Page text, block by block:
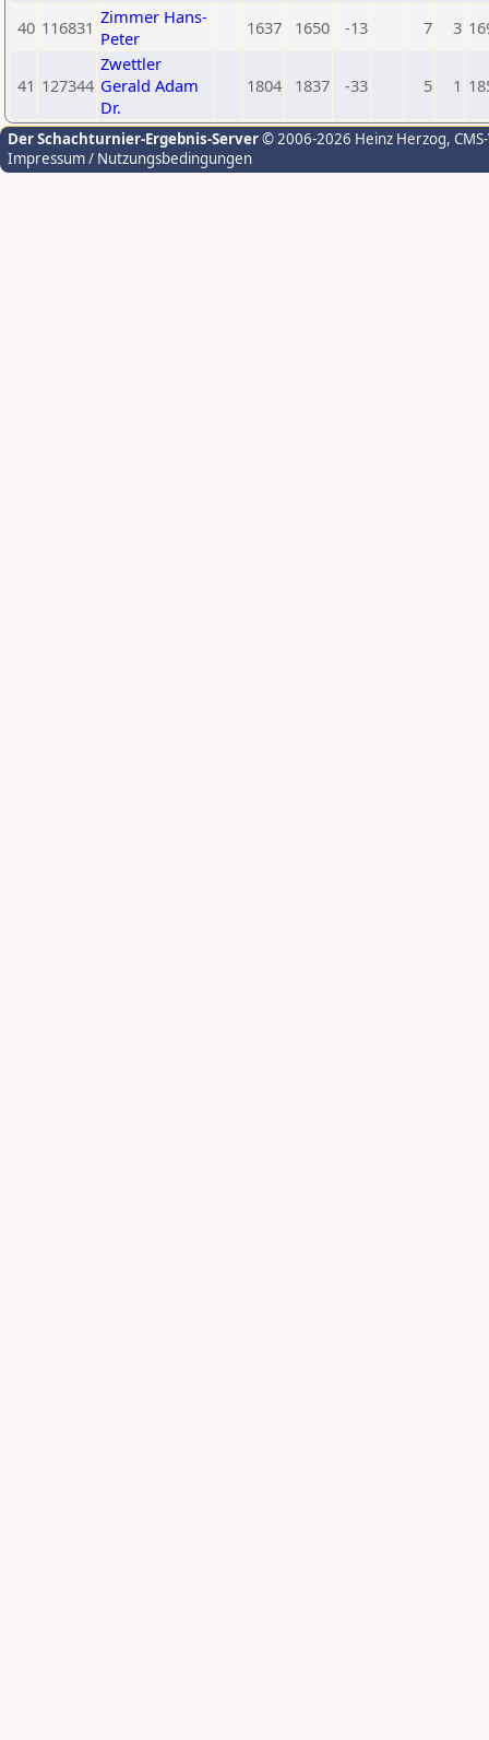
40 116831 Zimmer Hans-
Peter
1637 1650 -13 7 3
41 127344
Zwettler
Gerald Adam
Dr.
1804 1837 -33 5 1
Der Schachturnier-Ergebnis-Server© 2006-2026 Heinz Herzog,
Impressum / Nutzungsbedingungen